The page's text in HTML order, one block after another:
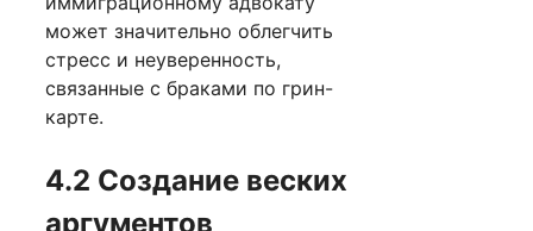
может значительно облегчить
стресс и неуверенность,
связанные с браками по грин-
карте.
4.2 Создание веских
аргументов